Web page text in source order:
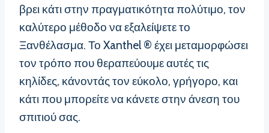
βρει κάτι στην πραγματικότητα πολύτιμο, τον
καλύτερο μέθοδο να εξαλείψετε το
Ξανθέλασμα. Το Xanthel ® έχει μεταμορφώσει
τον τρόπο που θεραπεύουμε αυτές τις
κηλίδες, κάνοντάς τον εύκολο, γρήγορο, και
κάτι που μπορείτε να κάνετε στην άνεση του
σπιτιού σας.